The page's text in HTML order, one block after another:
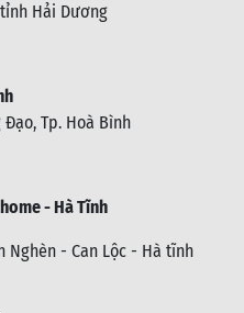
Hải Dương
Tp. Hoà Bình
- Hà Tĩnh
Nghèn - Can Lộc - Hà tĩnh